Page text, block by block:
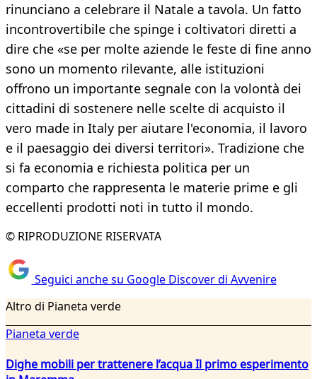
rinunciano a celebrare il Natale a tavola. Un fatto
incontrovertibile che spinge i coltivatori diretti a
dire che «se per molte aziende le feste di fine anno
sono un momento rilevante, alle istituzioni
offrono un importante segnale con la volontà dei
cittadini di sostenere nelle scelte di acquisto il
vero made in Italy per aiutare l'economia, il lavoro
e il paesaggio dei diversi territori». Tradizione che
si fa economia e richiesta politica per un
comparto che rappresenta le materie prime e gli
eccellenti prodotti noti in tutto il mondo.
© RIPRODUZIONE RISERVATA
Seguici anche su Google Discover di Avvenire
Altro di Pianeta verde
Pianeta verde
Dighe mobili per trattenere l’acqua Il primo esperimento